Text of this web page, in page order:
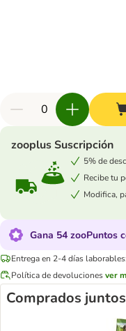
zooplus Suscripción
5% de
Recibe tu
Modifica,
Gana 54 zooPuntos
Entrega en 2-4 días laborables:
Política de devolucionesver
Comprados